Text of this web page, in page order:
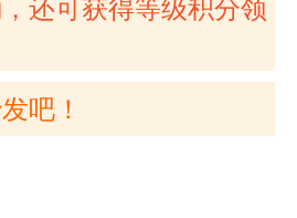
还可获得等级积分领
吧！